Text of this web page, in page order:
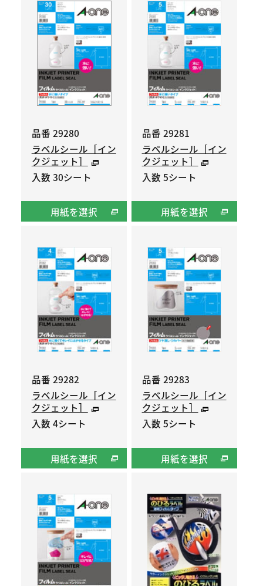
品番 29280
ラベルシール［イン
クジェット］
入数 30シート
用紙を選択
品番 29281
ラベルシール［イン
クジェット］
入数 5シート
用紙を選択
品番 29282
ラベルシール［イン
クジェット］
入数 4シート
用紙を選択
品番 29283
ラベルシール［イン
クジェット］
入数 5シート
用紙を選択